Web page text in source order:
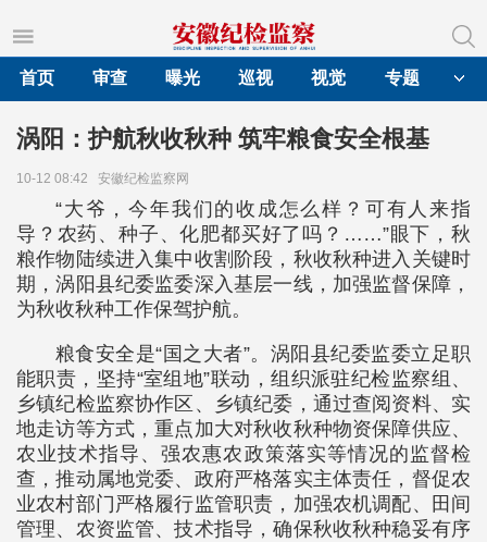
首页
审查 曝光 巡视 视觉 专题
涡阳：护航秋收秋种 筑牢粮食安全根基
10-12 08:42 安徽纪检监察网
“大爷，今年我们的收成怎么样？可有人来指
导？农药、种子、化肥都买好了吗？……”眼下，秋
粮作物陆续进入集中收割阶段，秋收秋种进入关键时
期，涡阳县纪委监委深入基层一线，加强监督保障，
为秋收秋种工作保驾护航。
粮食安全是“国之大者”。涡阳县纪委监委立足职
能职责，坚持“室组地”联动，组织派驻纪检监察组、
乡镇纪检监察协作区、乡镇纪委，通过查阅资料、实
地走访等方式，重点加大对秋收秋种物资保障供应、
农业技术指导、强农惠农政策落实等情况的监督检
查，推动属地党委、政府严格落实主体责任，督促农
业农村部门严格履行监管职责，加强农机调配、田间
管理、农资监管、技术指导，确保秋收秋种稳妥有序